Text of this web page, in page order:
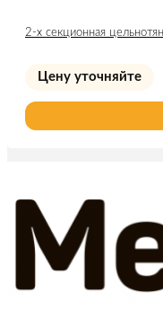
2-х секционная
Цену уточняйте